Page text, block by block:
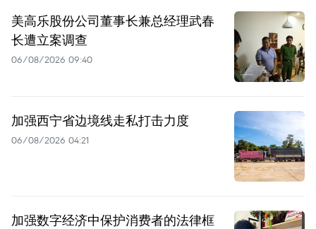
美高乐股份公司董事长兼总经理武春
长遭立案调查
06/08/2026 09:40
加强西宁省边境线走私打击力度
06/08/2026 04:21
加强数字经济中保护消费者的法律框